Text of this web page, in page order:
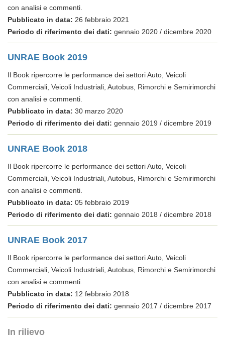
con analisi e commenti.
Pubblicato in data: 26 febbraio 2021
Periodo di riferimento dei dati: gennaio 2020 / dicembre 2020
UNRAE Book 2019
Il Book ripercorre le performance dei settori Auto, Veicoli
Commerciali, Veicoli Industriali, Autobus, Rimorchi e Semirimorchi
con analisi e commenti.
Pubblicato in data: 30 marzo 2020
Periodo di riferimento dei dati: gennaio 2019 / dicembre 2019
UNRAE Book 2018
Il Book ripercorre le performance dei settori Auto, Veicoli
Commerciali, Veicoli Industriali, Autobus, Rimorchi e Semirimorchi
con analisi e commenti.
Pubblicato in data: 05 febbraio 2019
Periodo di riferimento dei dati: gennaio 2018 / dicembre 2018
UNRAE Book 2017
Il Book ripercorre le performance dei settori Auto, Veicoli
Commerciali, Veicoli Industriali, Autobus, Rimorchi e Semirimorchi
con analisi e commenti.
Pubblicato in data: 12 febbraio 2018
Periodo di riferimento dei dati: gennaio 2017 / dicembre 2017
In rilievo